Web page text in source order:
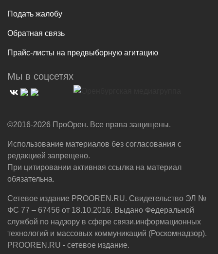
Подать жалобу
Обратная связь
Прайс-листы на предвыборную агитацию
Мы в соцсетях
©2016-2026 ПроОрен. Все права защищены.
Использование материалов без согласования с
редакцией запрещено.
При цитировании активная ссылка на материал
обязательна.
Сетевое издание PROOREN.RU. Свидетельство ЭЛ №
ФС 77 – 67456 от 18.10.2016. Выдано Федеральной
службой по надзору в сфере связи,информационных
технологий и массовых коммуникаций (Роскомнадзор).
PROOREN.RU - сетевое издание.